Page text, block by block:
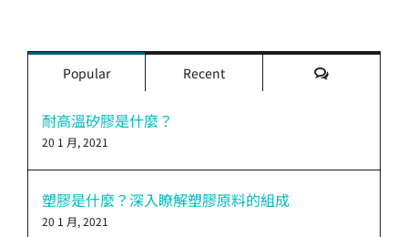
Popular Recent
評
耐高溫矽膠是什麼？
20 1 月, 2021
塑膠是什麼？深入瞭解塑膠原料的組成
20 1 月, 2021